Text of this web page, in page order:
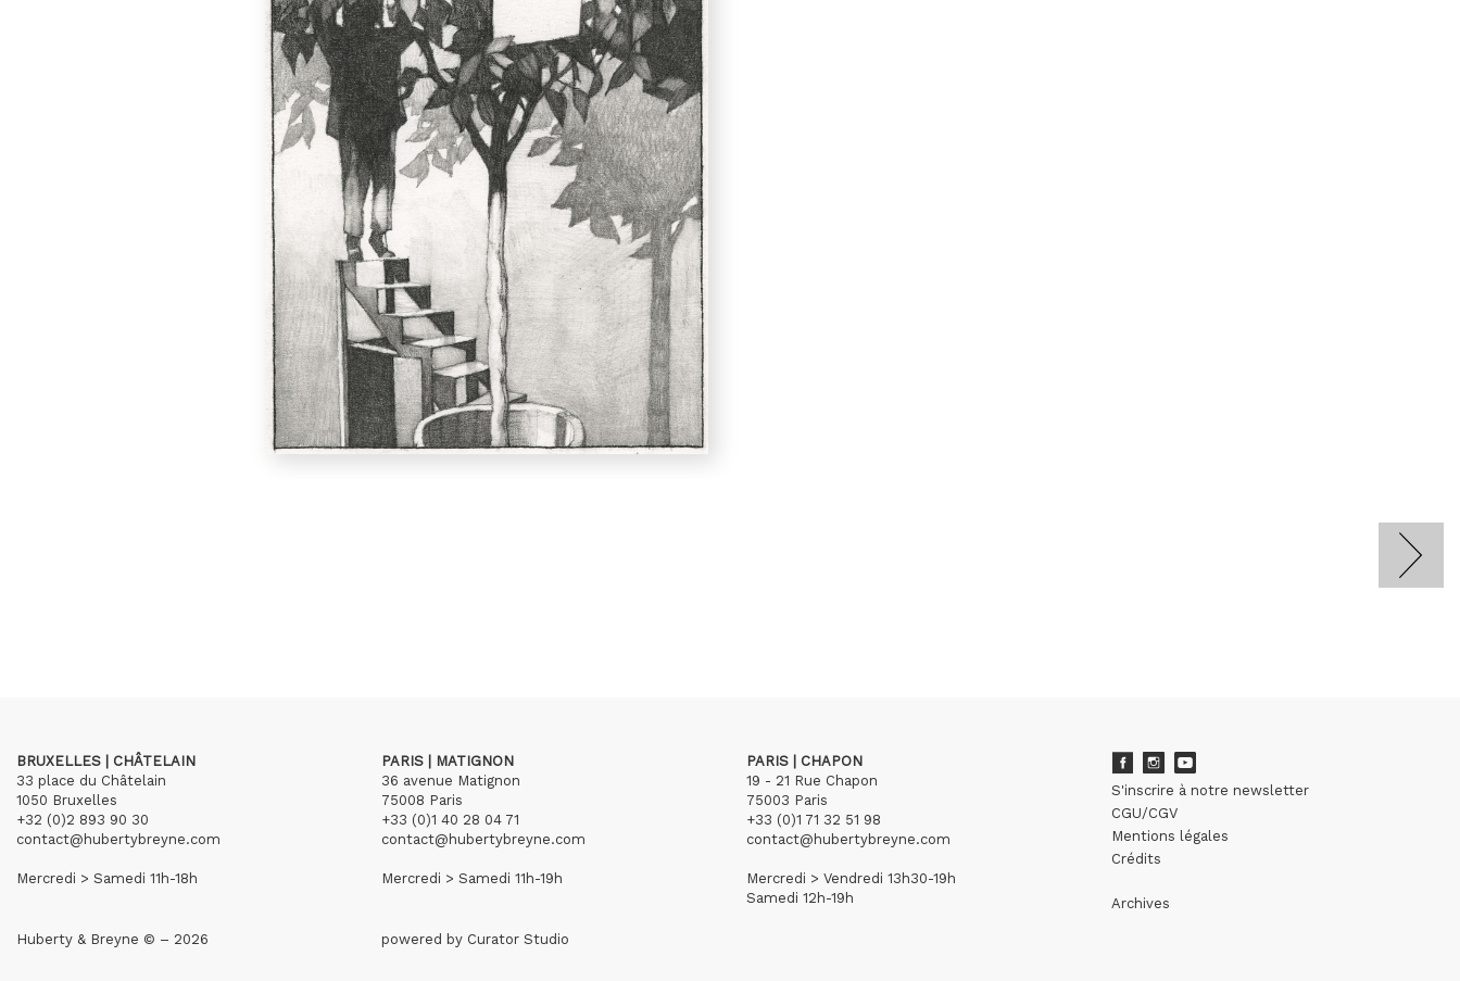
BRUXELLES | CHÂTELAIN
33 place du Châtelain
1050 Bruxelles
+32 (0)2 893 90 30
contact@hubertybreyne.com
Mercredi > Samedi 11h-18h
PARIS | MATIGNON
36 avenue Matignon
75008 Paris
+33 (0)1 40 28 04 71
contact@hubertybreyne.com
Mercredi > Samedi 11h-19h
PARIS | CHAPON
19 - 21 Rue Chapon
75003 Paris
+33 (0)1 71 32 51 98
contact@hubertybreyne.com
Mercredi > Vendredi 13h30-19h
Samedi 12h-19h
S'inscrire à notre newsletter
CGU/CGV
Mentions légales
Crédits
Archives
Huberty & Breyne © – 2026 powered by Curator Studio